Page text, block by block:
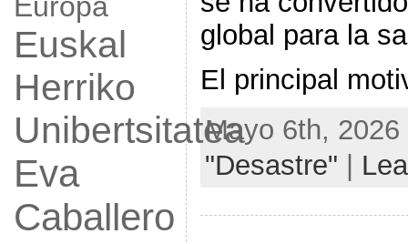
Euskal
Herriko
Unibertsitatea
Eva
Caballero
global para la
El principal
Mayo 6th,
"Desastre"